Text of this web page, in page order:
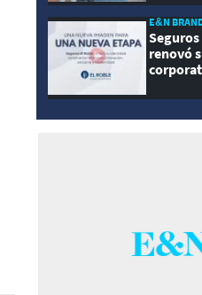
E&N
renovó